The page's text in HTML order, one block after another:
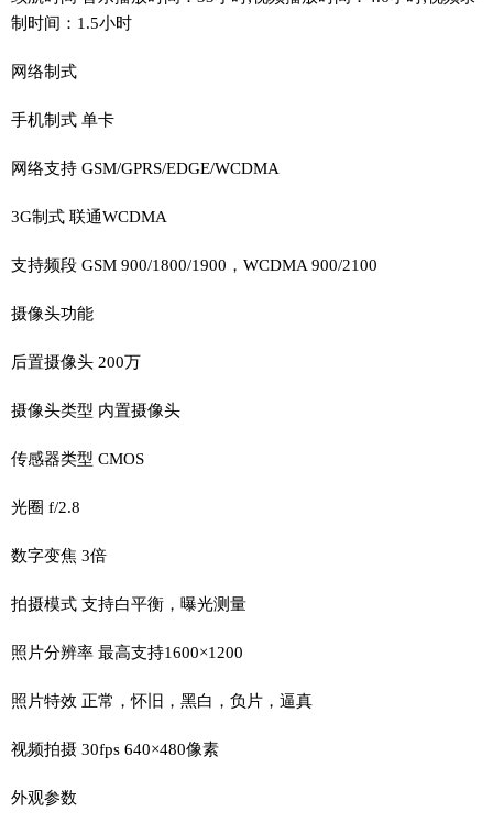
制时间：1.5小时
网络制式
手机制式 单卡
网络支持 GSM/GPRS/EDGE/WCDMA
3G制式 联通WCDMA
支持频段 GSM 900/1800/1900，WCDMA 900/2100
摄像头功能
后置摄像头 200万
摄像头类型 内置摄像头
传感器类型 CMOS
光圈 f/2.8
数字变焦 3倍
拍摄模式 支持白平衡，曝光测量
照片分辨率 最高支持1600×1200
照片特效 正常，怀旧，黑白，负片，逼真
视频拍摄 30fps 640×480像素
外观参数